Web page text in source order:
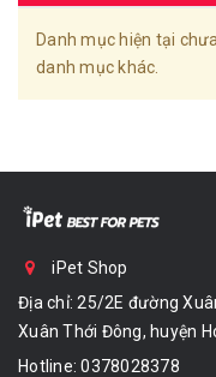
Danh mục hiện tại
danh mục khác.
iPet Shop
Địa chỉ: 25/2E đường
Xuân Thới Đông, huyện
Hotline:0378028378